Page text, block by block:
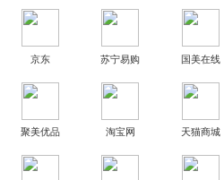
京东 苏宁易购 国美在线
聚美优品 淘宝网 天猫商城